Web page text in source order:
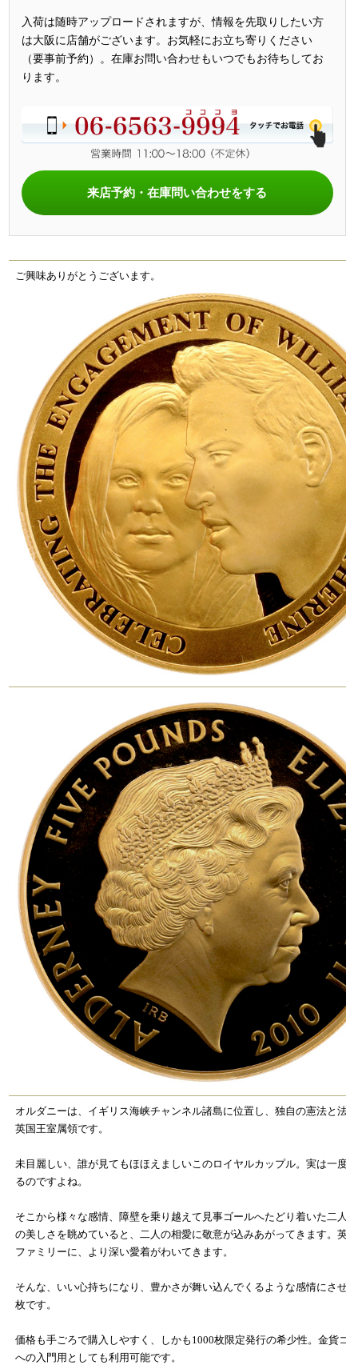
入荷は随時アップロードされますが、情報を先取りしたい方
は大阪に店舗がございます。お気軽にお立ち寄りください
（要事前予約）。在庫お問い合わせもいつでもお待ちしてお
ります。
来店予約・在庫問い合わせをする
ご興味ありがとうございます。
オルダニーは、イギリス海峡チャンネル諸島に位置し、独自の憲法と法
英国王室属領です。
未目麗しい、誰が見てもほほえましいこのロイヤルカップル。実は一度
るのですよね。
そこから様々な感情、障壁を乗り越えて見事ゴールへたどり着いた二人
の美しさを眺めていると、二人の相愛に敬意が込みあがってきます。英
ファミリーに、より深い愛着がわいてきます。
そんな、いい心持ちになり、豊かさが舞い込んでくるような感情にさせ
枚です。
価格も手ごろで購入しやすく、しかも1000枚限定発行の希少性。金貨コ
への入門用としても利用可能です。